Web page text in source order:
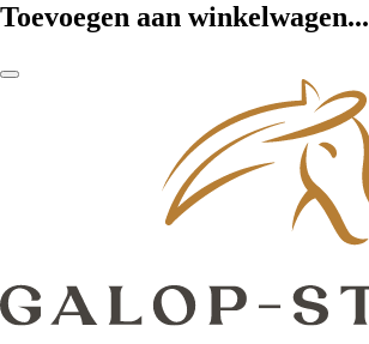
Toevoegen aan winkelwagen...